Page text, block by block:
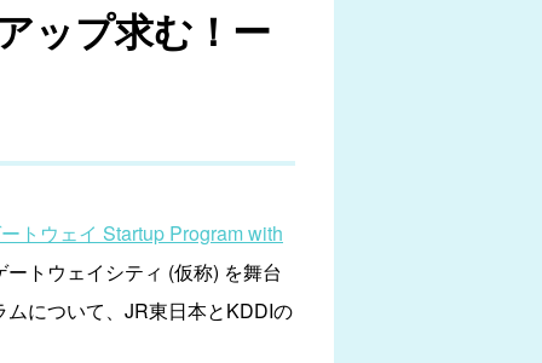
ップ求む！ー
トウェイ Startup Program with
トウェイシティ (仮称) を舞台
について、JR東日本とKDDIの